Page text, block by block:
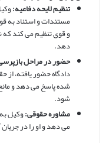
تنظیم لایحه دفاعیه:
مستندات و استناد به
و قوی تنظیم می کند
دهد.
حضور در مراحل
دادگاه حضور یافته،
شده پاسخ می دهد و
شود.
مشاوره حقوقی:وکیل
می دهد و او را در